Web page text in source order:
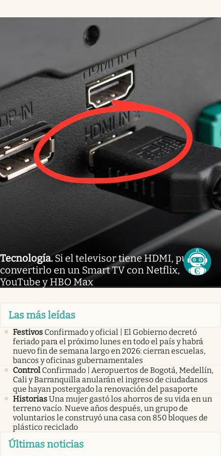
Tecnología.Si el televisor tiene HDMI, puede
convertirlo en un Smart TV con Netflix,
YouTube y HBO Max
Las más leídas
Festivos Confirmado y oficial | El Gobierno decretó
feriado para el próximo lunes en todo el país y habrá
nuevo fin de semana largo en 2026: cierran escuelas,
bancos y oficinas gubernamentales
Control Confirmado | Aeropuertos de Bogotá, Medellín,
Cali y Barranquilla anularán el ingreso de ciudadanos
que hayan postergado la renovación del pasaporte
HistoriasUna mujer gastó los ahorros de su vida en un
terreno vacío. Nueve años después, un grupo de
voluntarios le construyó una casa con 850 bloques de
plástico reciclado
Últimas noticias